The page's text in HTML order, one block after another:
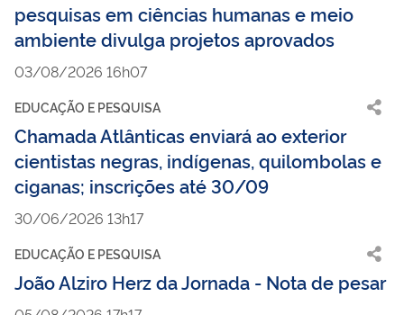
pesquisas em ciências humanas e meio
ambiente divulga projetos aprovados
03/08/2026 16h07
EDUCAÇÃO E PESQUISA
Chamada Atlânticas enviará ao exterior
cientistas negras, indígenas, quilombolas e
ciganas; inscrições até 30/09
30/06/2026 13h17
EDUCAÇÃO E PESQUISA
João Alziro Herz da Jornada - Nota de pesar